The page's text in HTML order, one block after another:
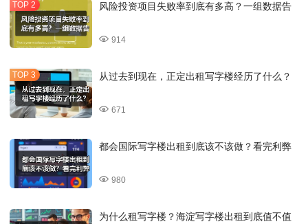
风险投资项目失败率到底有多高？一组数据告
914
从过去到现在，正定出租写字楼经历了什么？
671
都会国际写字楼出租到底该不该做？看完利弊
980
为什么租写字楼？海淀写字楼出租到底值不值